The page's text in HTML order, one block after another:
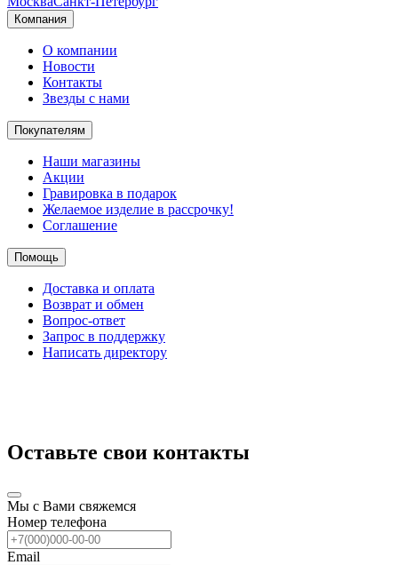
Компания
О компании
Новости
Контакты
Звезды с нами
Покупателям
Наши магазины
Акции
Гравировка в подарок
Желаемое изделие в рассрочку!
Соглашение
Помощь
Доставка и оплата
Возврат и обмен
Вопрос-ответ
Запрос в поддержку
Написать директору
Оставьте свои контакты
Мы с Вами свяжемся
Номер телефона
Email